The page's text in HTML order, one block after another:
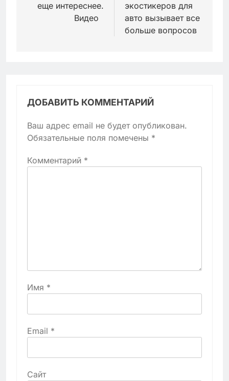
еще интереснее.
Видео
экостикеров для
авто вызывает все
больше вопросов
ДОБАВИТЬ КОММЕНТАРИЙ
Ваш адрес email не будет опубликован.
Обязательные поля помечены *
Комментарий *
Имя *
Email *
Сайт